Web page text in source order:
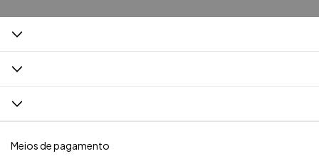
Meios de pagamento